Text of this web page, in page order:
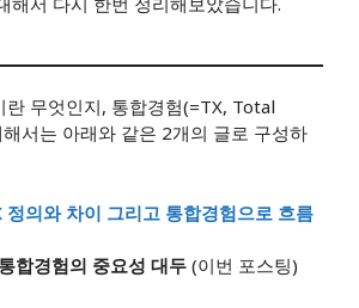
란 무엇인지, 통합경험(=TX, Total
서는 아래와 같은 2개의 글로 구성하
의와 차이 그리고 통합경험으로 흐름
합경험의 중요성 대두 (이번 포스팅)